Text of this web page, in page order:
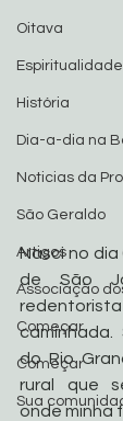
Oitava
Espiritualidade
História
Dia-a-dia na
Noticias da
São Geraldo
Artigos
Associação
Começar
Começar
Sua
Nasci no dia
de São
do Rio
rural que
onde minha